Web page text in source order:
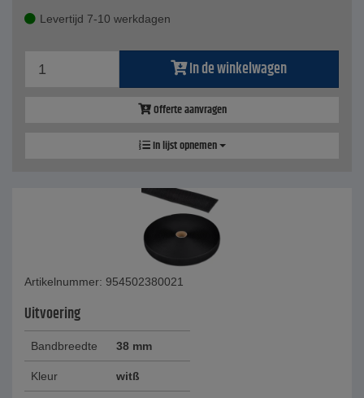
Levertijd 7-10 werkdagen
In de winkelwagen
Offerte aanvragen
In lijst opnemen
Artikelnummer: 954502380021
Uitvoering
Bandbreedte 38 mm
Kleur witß